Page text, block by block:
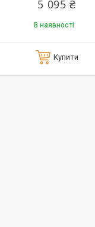
5 095 ₴
В наявності
Купити